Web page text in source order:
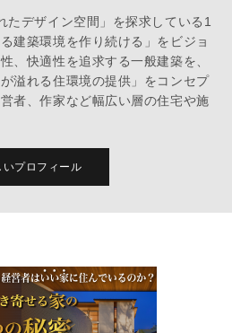
たデザイン空間」を探求している1
建築環境を作り続ける」をビジョ
、快適性を追求する一般建築を、
溢れる住環境の提供」をコンセプ
者、作家など幅広い層の住宅や施
いプロフィール